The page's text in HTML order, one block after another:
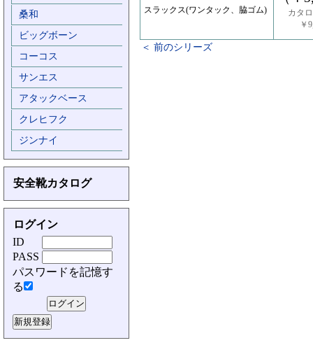
桑和
ビッグボーン
コーコス
サンエス
アタックベース
クレヒフク
ジンナイ
安全靴カタログ
ログイン
ID
PASS
パスワードを記憶す
る
スラックス(ワンタック、脇ゴム)
カタ
￥
＜ 前のシリーズ